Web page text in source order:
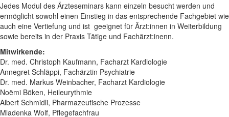
Jedes Modul des Ärzteseminars kann einzeln besucht werden und
ermöglicht sowohl einen Einstieg in das entsprechende Fachgebiet wie
auch eine Vertiefung und ist geeignet für Ärzt:innen in Weiterbildung
sowie bereits in der Praxis Tätige und Fachärzt:inenn.
Mitwirkende:
Dr. med. Christoph Kaufmann, Facharzt Kardiologie
Annegret Schläppi, Fachärztin Psychiatrie
Dr. med. Markus Weinbacher, Facharzt Kardiologie
Noëmi Böken, Heileurythmie
Albert Schmidli, Pharmazeutische Prozesse
Mladenka Wolf, Pflegefachfrau